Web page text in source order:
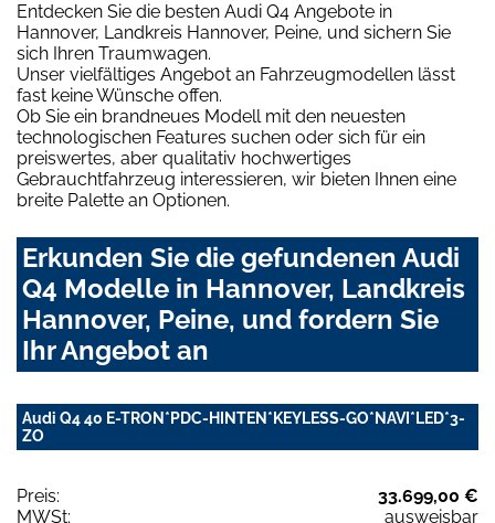
Entdecken Sie die besten Audi Q4 Angebote in
Hannover, Landkreis Hannover, Peine, und sichern Sie
sich Ihren Traumwagen.
Unser vielfältiges Angebot an Fahrzeugmodellen lässt
fast keine Wünsche offen.
Ob Sie ein brandneues Modell mit den neuesten
technologischen Features suchen oder sich für ein
preiswertes, aber qualitativ hochwertiges
Gebrauchtfahrzeug interessieren, wir bieten Ihnen eine
breite Palette an Optionen.
Erkunden Sie die gefundenen Audi
Q4 Modelle in Hannover, Landkreis
Hannover, Peine, und fordern Sie
Ihr Angebot an
Audi Q4 40 E-TRON*PDC-HINTEN*KEYLESS-GO*NAVI*LED*3-
ZO
Preis:
33.699,00 €
MWSt:
ausweisbar